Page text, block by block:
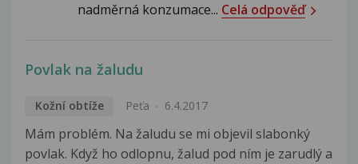
nadměrná konzumace... Celá odpověď
Povlak na žaludu
Kožní obtíže Peťa 6.4.2017
Mám problém. Na žaludu se mi objevil slabonký
povlak. Když ho odlopnu, žalud pod ním je zarudlý a